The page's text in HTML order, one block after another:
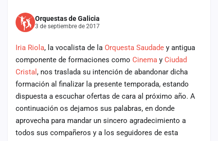
Orquestas de Galicia
3 de septiembre de 2017
Iria Riola, la vocalista de la Orquesta Saudade y antigua
componente de formaciones como Cinema y Ciudad
Cristal , nos traslada su intención de abandonar dicha
formación al finalizar la presente temporada, estando
dispuesta a escuchar ofertas de cara al próximo año. A
continuación os dejamos sus palabras, en donde
aprovecha para mandar un sincero agradecimiento a
todos sus compañeros y a los seguidores de esta
Iniciar
sesión
Crear
cuenta
Administración
Contacto